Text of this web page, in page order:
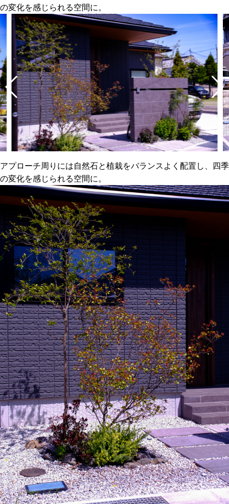
の変化を感じられる空間に。
アプローチ周りには自然石と植栽をバランスよく配置し、四季
の変化を感じられる空間に。